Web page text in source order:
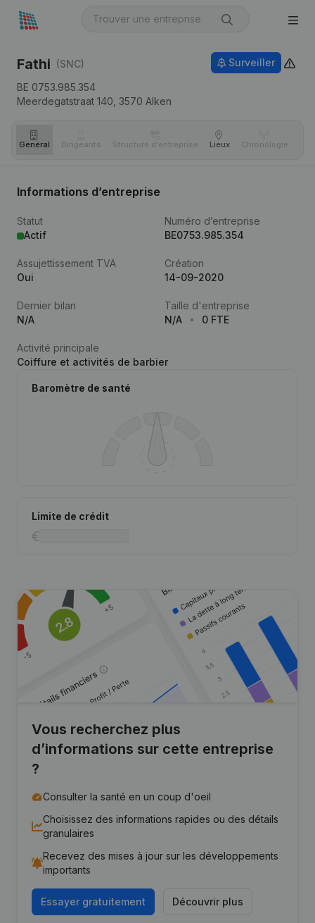
Fathi (SNC)
BE 0753.985.354
Meerdegatstraat 140, 3570 Alken
Surveiller
Général Dirigeants Structure d'entreprise Lieux Chronologie
Informations d’entreprise
Statut
Actif
Numéro d’entreprise
BE0753.985.354
Assujettissement TVA
Oui
Création
14-09-2020
Dernier bilan
N/A
Taille d'entreprise
N/A
0 FTE
Activité principale
Coiffure et activités de barbier
Baromètre de santé
Limite de crédit
Vous recherchez plus
d’informations sur cette entreprise
?
Consulter la santé en un coup d'oeil
Choisissez des informations rapides ou des détails
granulaires
Recevez des mises à jour sur les développements
importants
Essayer gratuitement Découvrir plus